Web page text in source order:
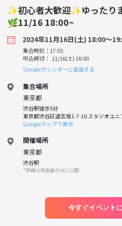
✨初心者大歓迎✨ゆったり
🌿11/16 18:00~
2024年11月16日(土) 18:00〜
集合時刻：17:55
申込締切： 11/16(土) 16:00
Googleカレンダーに追加する
集合場所
東京都
渋谷駅徒歩5分
東京都渋谷区道玄坂1-7-10 スタジオユニ
Googleマップで表示
開催場所
東京都
渋谷駅
*詳細は参加者のみに公開
今すぐイベント